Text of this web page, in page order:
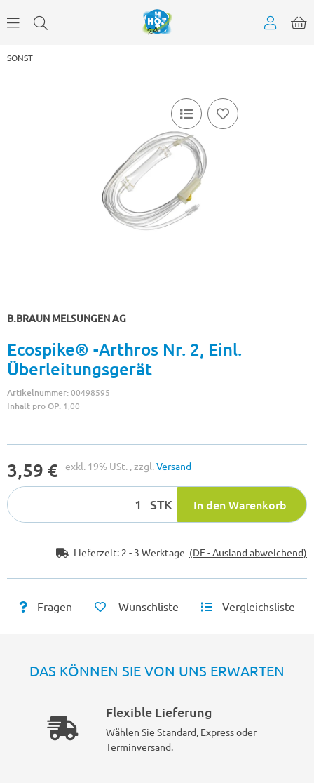
SONST
B.BRAUN MELSUNGEN AG
Ecospike® -Arthros Nr. 2, Einl.
Überleitungsgerät
Artikelnummer:00498595
Inhalt pro OP: 1,00
3,59 € exkl. 19% USt. , zzgl.Versand
STK In den Warenkorb
Lieferzeit: 2 - 3 Werktage (DE - Ausland abweichend)
Fragen Wunschliste Vergleichsliste
DAS KÖNNEN SIE VON UNS ERWARTEN
Flexible Lieferung
Wählen Sie Standard, Express oder
Terminversand.